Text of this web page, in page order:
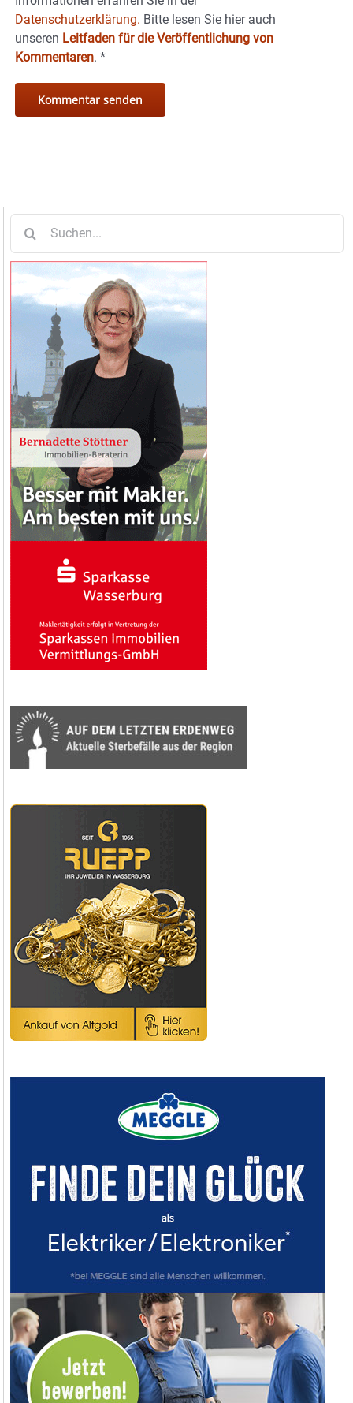
Datenschutzerklärung. Bitte lesen Sie hier auch
unseren Leitfaden für die Veröffentlichung von
Kommentaren. *
nach: